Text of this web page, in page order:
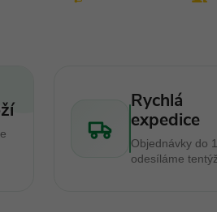
Rychlá
expedice
Objednávky do
odesíláme